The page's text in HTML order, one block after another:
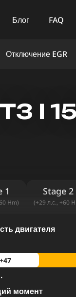
Блог FAQ
Отключение EGR
I
1
Hm)
Stage 2
(+29 л.с., +60
двигателя
+47
момент